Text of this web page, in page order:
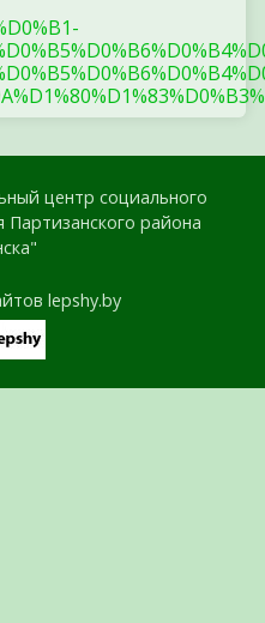
центр социального
Партизанского района
lepshy.by